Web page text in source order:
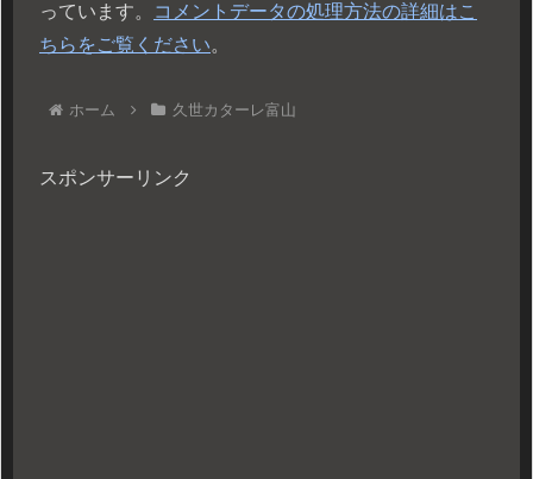
っています。
コメントデータの処理方法の詳細はこ
ちらをご覧ください。
ホーム 久世カターレ富山
スポンサーリンク